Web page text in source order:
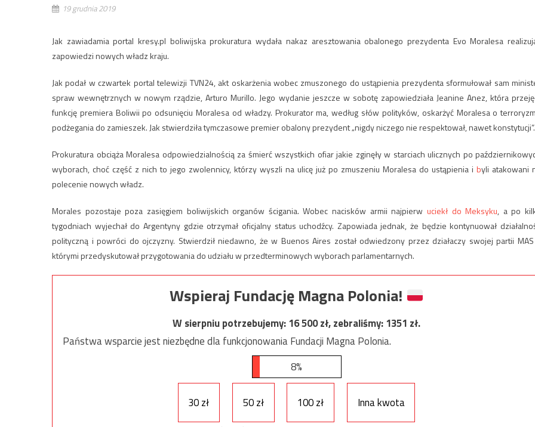
19 grudnia 2019
Jak zawiadamia portal kresy.pl boliwijska prokuratura wydała nakaz aresztowania obalonego prezydenta Evo Moralesa
zapowiedzi nowych władz kraju.
Jak podał w czwartek portal telewizji TVN24, akt oskarżenia wobec zmuszonego do ustąpienia prezydenta sformułował sam
spraw wewnętrznych w nowym rządzie, Arturo Murillo. Jego wydanie jeszcze w sobotę zapowiedziała Jeanine Anez, która
funkcję premiera Boliwii po odsunięciu Moralesa od władzy. Prokurator ma, według słów polityków, oskarżyć Moralesa o
podżegania do zamieszek. Jak stwierdziła tymczasowe premier obalony prezydent „nigdy niczego nie respektował, nawet konstytucji”.
Prokuratura obciąża Moralesa odpowiedzialnością za śmierć wszystkich ofiar jakie zginęły w starciach ulicznych po
wyborach, choć część z nich to jego zwolennicy, którzy wyszli na ulicę już po zmuszeniu Moralesa do ustąpienia i byli atakowani
polecenie nowych władz.
Morales pozostaje poza zasięgiem boliwijskich organów ścigania. Wobec nacisków armii najpierw uciekł do Meksyku, a po
tygodniach wyjechał do Argentyny gdzie otrzymał oficjalny status uchodźcy. Zapowiada jednak, że będzie kontynuował
polityczną i powróci do ojczyzny. Stwierdził niedawno, że w Buenos Aires został odwiedzony przez działaczy swojej partii
którymi przedyskutował przygotowania do udziału w przedterminowych wyborach parlamentarnych.
Wspieraj Fundację Magna Polonia!
W sierpniu potrzebujemy:16 500zł, zebraliśmy:1351 zł.
Państwa wsparcie jest niezbędne dla funkcjonowania Fundacji Magna Polonia.
8%
30 zł 50 zł 100 zł
Inna kwota